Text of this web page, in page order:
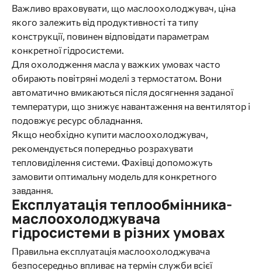
Важливо враховувати, що маслоохолоджувач, ціна
якого залежить від продуктивності та типу
конструкції, повинен відповідати параметрам
конкретної гідросистеми.
Для охолодження масла у важких умовах часто
обирають повітряні моделі з термостатом. Вони
автоматично вмикаються після досягнення заданої
температури, що знижує навантаження на вентилятор і
подовжує ресурс обладнання.
Якщо необхідно купити маслоохолоджувач,
рекомендується попередньо розрахувати
тепловиділення системи. Фахівці допоможуть
замовити оптимальну модель для конкретного
завдання.
Експлуатація теплообмінника-
маслоохолоджувача
гідросистеми в різних умовах
Правильна експлуатація маслоохолоджувача
безпосередньо впливає на термін служби всієї